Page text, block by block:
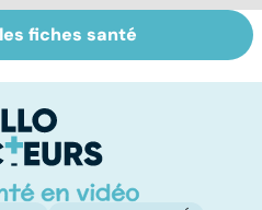
Inflammation des
amygdales : que
d'angine ?
fiches santé